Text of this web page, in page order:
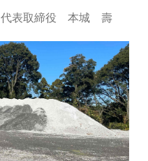
代表取締役 本城 壽